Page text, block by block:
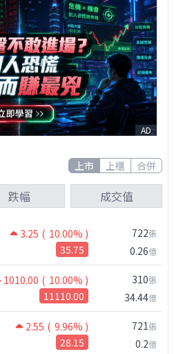
AD
上市 上櫃 合併
跌幅 成交值
3.25 ( 10.00% )
35.75
722張
0.26億
1010.00 ( 10.00% )
11110.00
310張
34.44億
2.55 ( 9.96% )
28.15
721張
0.2億